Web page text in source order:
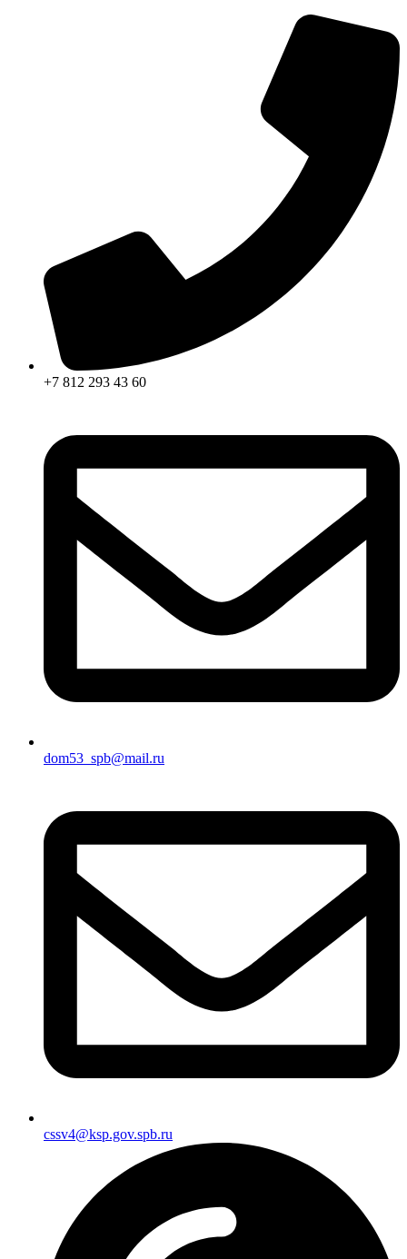
+7 812 293 43 60
dom53_spb@mail.ru
cssv4@ksp.gov.spb.ru